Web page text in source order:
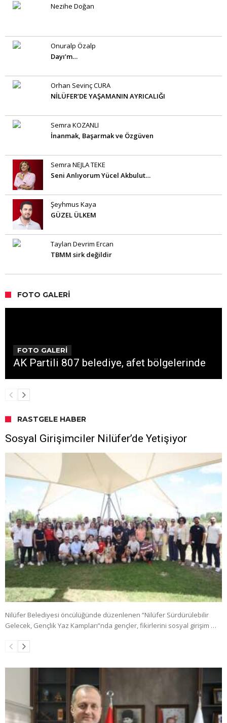
Nezihe Doğan
Onuralp Özalp
Dayı’m…
Orhan Sevinç CURA
NİLÜFER’DE YAŞAMANIN AYRICALIĞI
Semra KOZANLI
İnanmak, Başarmak ve Özgüven
Semra NEJLA TEKE
Seni Anlıyorum Yücel Akbulut…
Şeyhmus Kaya
GÜZEL ÜLKEM
Taylan Devrim Ercan
TBMM sirk değildir
FOTO GALERI
FOTO GALERİ
AK Partili 807 belediye, afet bölgelerinde
RASTGELE HABER
Sosyal Girişimciler Nilüfer’de Yetişiyor
Nilüfer Belediyesi öncülüğünde düzenlenen “Nilüfer Sürdürülebilir
Gelecek, Gençlik Yaz Kampları”nda gençler, fikirlerini sosyal girişim …